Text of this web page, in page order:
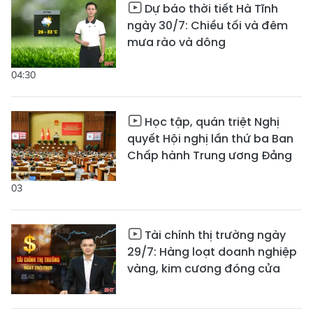
04:30
Dự báo thời tiết Hà Tĩnh
ngày 30/7: Chiều tối và đêm
mưa rào và dông
03
Học tập, quán triệt Nghị
quyết Hội nghị lần thứ ba Ban
Chấp hành Trung ương Đảng
Tài chính thị trường ngày
29/7: Hàng loạt doanh nghiệp
vàng, kim cương đóng cửa